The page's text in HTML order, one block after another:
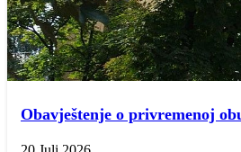
Obavještenje o privremenoj